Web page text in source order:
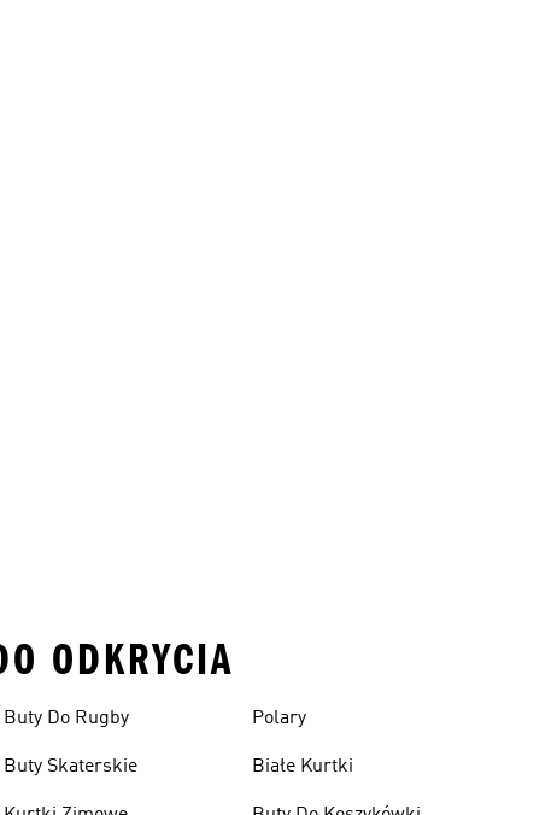
ODKRYCIA
Buty Do Rugby
Buty Skaterskie
Polary
Białe Kurtki